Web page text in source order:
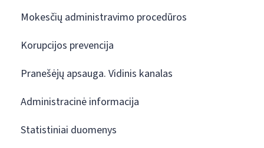
Mokesčių administravimo procedūros
Korupcijos prevencija
Pranešėjų apsauga. Vidinis kanalas
Administracinė informacija
Statistiniai duomenys